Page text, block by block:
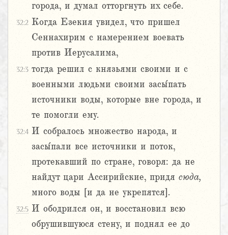
города, и думал отторгнуть их себе.
32:2 Когда Езекия увидел, что пришел
Сеннахирим с намерением воевать
против Иерусалима,
32:3 тогда решил с князьями своими и с
военными людьми своими засы́пать
источники воды, которые вне города, и
те помогли ему.
32:4 И собралось множество народа, и
засы́пали все источники и поток,
протекавший по стране, говоря: да не
найдут цари Ассирийские, придя сюда,
много воды [и да не укрепятся].
32:5 И ободрился он, и восстановил всю
обрушившуюся стену, и поднял ее до